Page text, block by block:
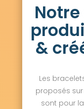
&
Les
proposés
sont pour